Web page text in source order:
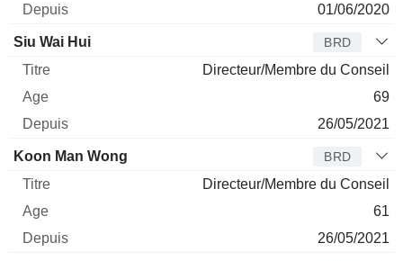
01/06/2020
Siu Wai Hui BRD
Directeur/Membre du Conseil
69
26/05/2021
Koon Man Wong BRD
Directeur/Membre du Conseil
61
26/05/2021